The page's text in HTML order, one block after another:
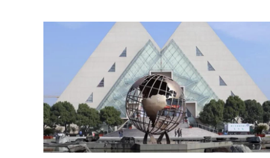
江苏大学2026年硕士研究生招生章程